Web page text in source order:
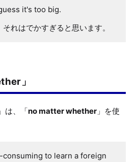
it's too big.
れはでかすぎると思います。
」
は、「no matter whether 」を使
to learn a foreign